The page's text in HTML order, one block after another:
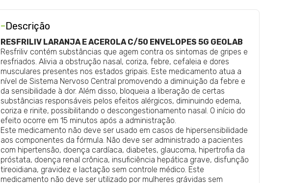
-Descrição
RESFRILIV LARANJA E ACEROLA C/50 ENVELOPES 5G GEOLAB
Resfriliv contém substâncias que agem contra os sintomas de gripes e
resfriados. Alivia a obstrução nasal, coriza, febre, cefaleia e dores
musculares presentes nos estados gripais. Este medicamento atua a
nível de Sistema Nervoso Central promovendo a diminuição da febre e
da sensibilidade à dor. Além disso, bloqueia a liberação de certas
substâncias responsáveis pelos efeitos alérgicos, diminuindo edema,
coriza e rinite, possibilitando o descongestionamento nasal. O início do
efeito ocorre em 15 minutos após a administração.
Este medicamento não deve ser usado em casos de hipersensibilidade
aos componentes da fórmula. Não deve ser administrado a pacientes
com hipertensão, doença cardíaca, diabetes, glaucoma, hipertrofia da
próstata, doença renal crônica, insuficiência hepática grave, disfunção
tireoidiana, gravidez e lactação sem controle médico. Este
medicamento não deve ser utilizado por mulheres grávidas sem